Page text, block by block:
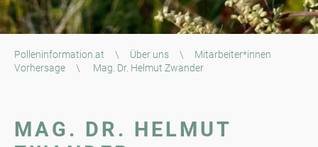
Polleninformation.at \ Über uns \
Mitarbeiter*innen
Vorhersage
\ Mag. Dr. Helmut Zwander
MAG. DR. HELMUT